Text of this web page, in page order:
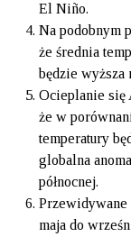
El Niño.
Na podobnym
że średnia
będzie wyższa
Ocieplanie się
że w
temperatury
globalna
północnej.
Przewidywane
maja do